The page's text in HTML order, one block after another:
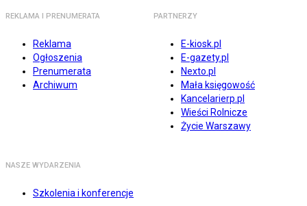
REKLAMA I PRENUMERATA
Reklama
Ogłoszenia
Prenumerata
Archiwum
PARTNERZY
E-kiosk.pl
E-gazety.pl
Nexto.pl
Mała księgowość
Kancelarierp.pl
Wieści Rolnicze
Życie Warszawy
NASZE WYDARZENIA
Szkolenia i konferencje